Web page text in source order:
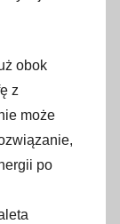
obok
z
może
po